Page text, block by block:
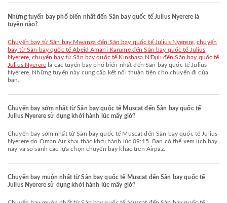
Những tuyến bay phổ biến nhất đến Sân bay quốc tế Julius Nyerere là
tuyến nào?
chuyến bay từ Sân bay Mwanza đến Sân bay quốc tế Julius Nyerere,chuyến
bay từ Sân bay quốc tế Abeid Amani Karume đến Sân bay quốc tế Julius
Nyerere,chuyến bay từ Sân bay quốc tế Kinshasa N'Djili đến Sân bay quốc tế
Julius Nyererelà các tuyến bay phổ biến nhất đến Sân bay quốc tế Julius
Nyerere. Những tuyến này cung cấp kết nối thuận tiện cho chuyến đi của
bạn.
Chuyến bay sớm nhất từ Sân bay quốc tế Muscat đến Sân bay quốc tế
Julius Nyerere sử dụng khởi hành lúc mấy giờ?
Chuyến bay sớm nhất từ Sân bay quốc tế Muscat đến Sân bay quốc tế Julius
Nyerere do Oman Air khai thác khởi hành lúc 09:15. Bạn có thể xem lịch bay
này và so sánh các lựa chọn chuyến bay khác trên Airpaz.
Chuyến bay muộn nhất từ Sân bay quốc tế Muscat đến Sân bay quốc tế
Julius Nyerere sử dụng khởi hành lúc mấy giờ?